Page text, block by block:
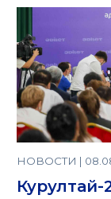
НОВОСТИ |